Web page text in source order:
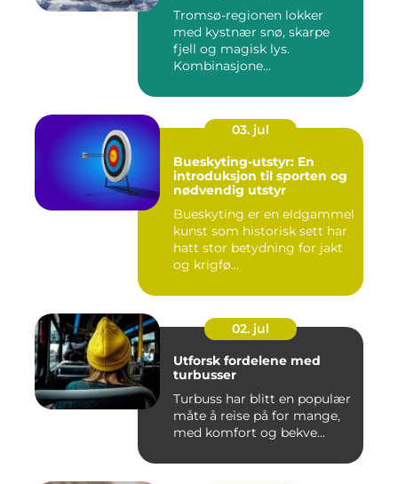
Tromsø-regionen lokker
med kystnær snø, skarpe
fjell og magisk lys.
Kombinasjone...
03. jul
Bueskyting-utstyr: En
introduksjon til sporten og
nødvendig utstyr
Bueskyting er en eldgammel
kunst som historisk sett har
hatt stor betydning for jakt
og krigfø...
02. jul
Utforsk fordelene med
turbusser
Turbuss har blitt en populær
måte å reise på for mange,
med komfort og bekve...